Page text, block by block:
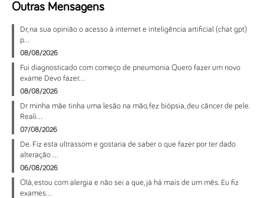
Outras Mensagens
Dr, na sua opinião o acesso à internet e inteligência artificial (chat gpt)
p...
08/08/2026
Fui diagnosticado com começo de pneumonia Quero fazer um novo
exame Devo fazer...
08/08/2026
Dr minha mãe tinha uma lesão na mão, fez biópsia, deu câncer de pele.
Reali...
07/08/2026
De. Fiz esta ultrassom e gostaria de saber o que fazer por ter dado
alteração ...
06/08/2026
Olá, estou com alergia e não sei a que, já há mais de um mês. Eu fiz
exames...